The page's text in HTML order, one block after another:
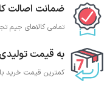
ضمانت اصالت
تمامی کالاهای جیم
به قیمت تولیدی
کمترین قیمت خرید